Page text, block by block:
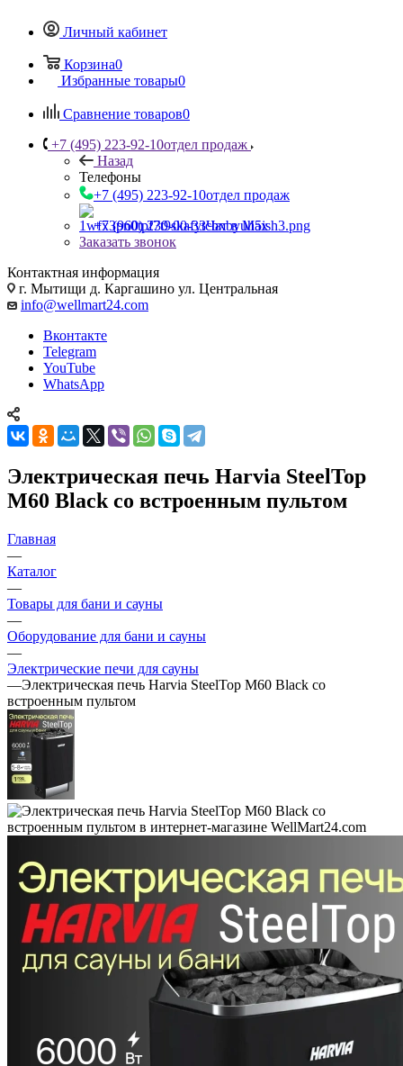
Личный кабинет
Корзина0
Избранные товары0
Сравнение товаров0
+7 (495) 223-92-10отдел продаж
Назад
Телефоны
+7 (495) 223-92-10отдел продаж
+7 (960) 230-00-33Чат в Max
Заказать звонок
Контактная информация
г. Мытищи д. Каргашино ул. Центральная
info@wellmart24.com
Вконтакте
Telegram
YouTube
WhatsApp
Электрическая печь Harvia SteelTop
M60 Black со встроенным пультом
Главная
—
Каталог
—
Товары для бани и сауны
—
Оборудование для бани и сауны
—
Электрические печи для сауны
—Электрическая печь Harvia SteelTop M60 Black со
встроенным пультом